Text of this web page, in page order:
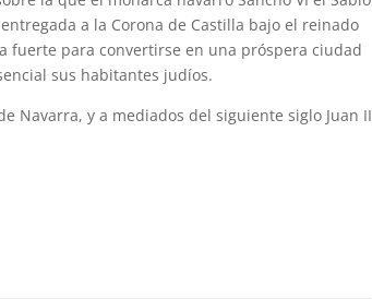
a la Corona de Castilla bajo el reinado
fuerte para convertirse en una próspera ciudad
sus habitantes judíos.
Navarra, y a mediados del siguiente siglo Juan II